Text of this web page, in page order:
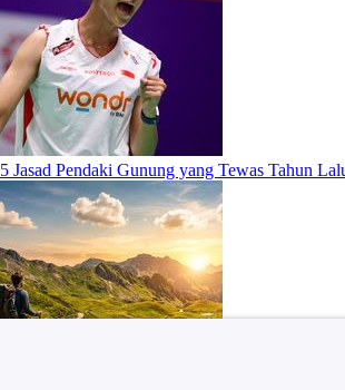
5 Jasad Pendaki Gunung yang Tewas Tahun